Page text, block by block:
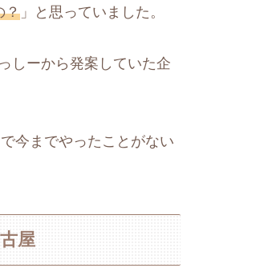
？ 」と思っていました。
しーから発案していた企
今までやったことがない
屋